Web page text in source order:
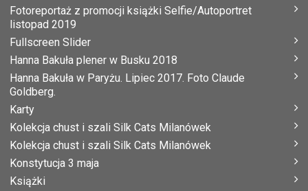
Fotoreportaż z promocji książki Selfie/Autoportret
listopad 2019
Fullscreen Slider
Hanna Bakuła plener w Busku 2018
Hanna Bakuła w Paryżu. Lipiec 2017. Foto Claude
Goldberg.
Karty
Kolekcja chust i szali Silk Cats Milanówek
Kolekcja chust i szali Silk Cats Milanówek
Konstytucja 3 maja
Książki